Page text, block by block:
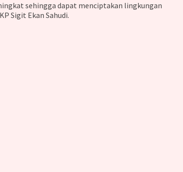
sehingga dapat menciptakan lingkungan
Sigit Ekan Sahudi.